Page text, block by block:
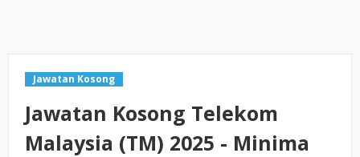
Jawatan Kosong
Jawatan Kosong Telekom
Malaysia (TM) 2025 - Minima